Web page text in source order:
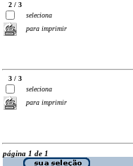
2 / 3
seleciona
para imprimir
3 / 3
seleciona
para imprimir
página 1 de 1